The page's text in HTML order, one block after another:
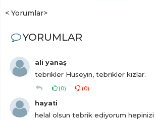
< Yorumlar>
YORUMLAR
ali yanaş
tebrikler Hüseyin, tebrikler kızlar.
(0) (0)
hayati
helal olsun tebrik ediyorum hepinizi